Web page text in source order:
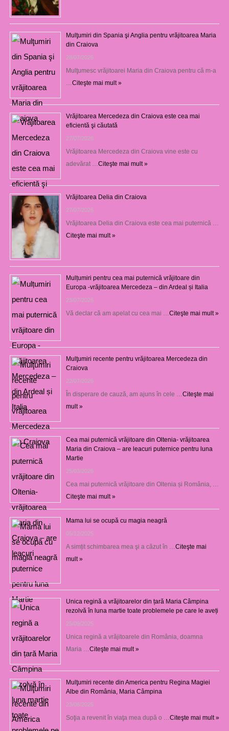
Mulţumiri din Spania şi Anglia pentru vrăjitoarea Maria
din Craiova
28/07/2026
Mulţumesc vrăjitoarei Maria din Craiova pentru că m-a
Citeşte mai mult »
Vrăjitoarea Mercedeza din Craiova este cea mai
eficientă şi căutată
27/07/2026
Vrăjitoarea Mercedeza din Craiova vine este cu
adevărat … Citeşte mai mult »
Vrăjitoarea Delia din Craiova
27/07/2026
Vrăjitoarea Delia din Craiova este cea mai puternică …
Citeşte mai mult »
Mulțumiri pentru cea mai puternică vrăjitoare din
Europa -vrăjitoarea Mercedeza – din Ardeal și Italia
23/07/2026
Vă declar că am apelat cu cea mai … Citeşte mai mult »
Mulţumiri recente pentru vrăjitoarea Mercedeza din
Craiova
22/07/2026
În disperare de cauză, am ajuns în cele … Citeşte mai
mult »
Cea mai puternică vrăjitoare din Oltenia- vrăjitoarea
Maria din Craiova – are leacuri puternice pentru luna
Martie
25/03/2026
Cea mai puternică vrăjitoare din Oltenia și România, …
Citeşte mai mult »
Mama lui se ocupă cu magia neagră
05/12/2025
A simțit schimbarea mea şi a căzut în … Citeşte mai
mult »
Unica regină a vrăjitoarelor din țară Maria Câmpina
rezolvă în luna martie toate problemele pe care le aveți
25/09/2025
Unica regină a vrăjitoarele din România, doamna
Maria … Citeşte mai mult »
Mulţumiri recente din America pentru Regina Magiei
Albe din România, Maria Câmpina
23/08/2025
Soţia a revenit în viaţa mea după o … Citeşte mai mult »